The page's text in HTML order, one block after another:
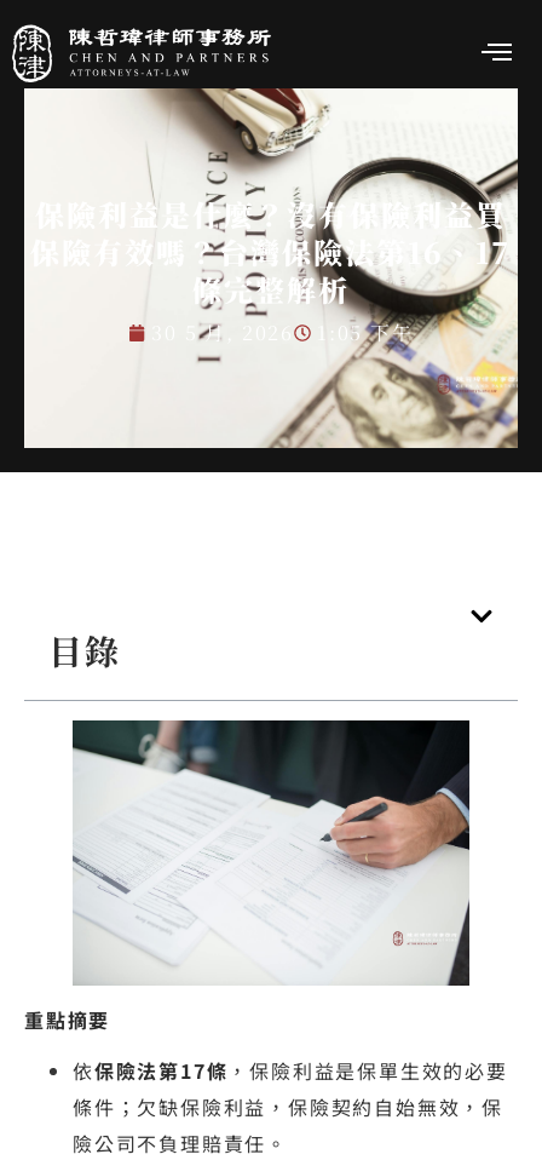
保險利益是什麼？沒有保險利益買
保險有效嗎？台灣保險法第16、17
條完整解析
30 5 月, 2026 1:05 下午
目錄
重點摘要
依保險法第17條 ，保險利益是保單生效的必要
條件；欠缺保險利益，保險契約自始無效，保
險公司不負理賠責任。